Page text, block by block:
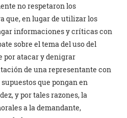
no respetaron los
que, en lugar de utilizar los
informaciones y críticas con
sobre el tema del uso del
por atacar y denigrar
de una representante con
que pongan en
y por tales razones, la
a la demandante,